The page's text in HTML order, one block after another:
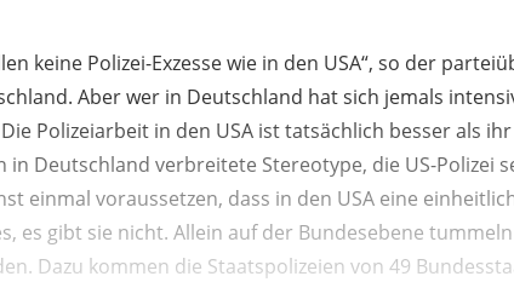
keine Polizei-Exzesse wie in den USA“, so der
Aber wer in Deutschland hat sich jemals
Die Polizeiarbeit in den USA ist tatsächlich besser als
in Deutschland verbreitete Stereotype, die US-Polizei
einmal voraussetzen, dass in den USA eine
es gibt sie nicht. Allein auf der Bundesebene
Dazu kommen die Staatspolizeien von 49